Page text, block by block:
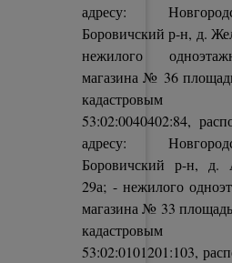
адресу:
Боровичский р-н, д.
нежилого
магазина № 36
53:02:0040402:84,
адресу:
Боровичский р-н, д.
29а; - нежилого
магазина № 33
53:02:0101201:103,